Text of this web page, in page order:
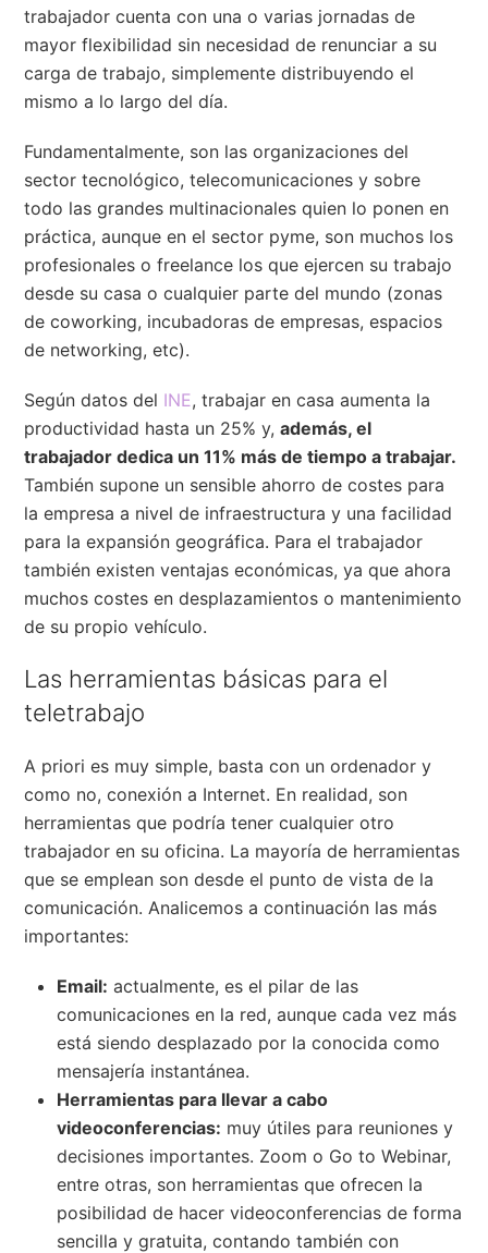
trabajador cuenta con una o varias jornadas de
mayor flexibilidad sin necesidad de renunciar a su
carga de trabajo, simplemente distribuyendo el
mismo a lo largo del día.
Fundamentalmente, son las organizaciones del
sector tecnológico, telecomunicaciones y sobre
todo las grandes multinacionales quien lo ponen en
práctica, aunque en el sector pyme, son muchos los
profesionales o freelance los que ejercen su trabajo
desde su casa o cualquier parte del mundo (zonas
de coworking, incubadoras de empresas, espacios
de networking, etc).
Según datos del INE, trabajar en casa aumenta la
productividad hasta un 25% y,además, el
trabajador dedica un 11% más de tiempo a trabajar.
También supone un sensible ahorro de costes para
la empresa a nivel de infraestructura y una facilidad
para la expansión geográfica. Para el trabajador
también existen ventajas económicas, ya que ahora
muchos costes en desplazamientos o mantenimiento
de su propio vehículo.
Las herramientas básicas para el
teletrabajo
A priori es muy simple, basta con un ordenador y
como no, conexión a Internet. En realidad, son
herramientas que podría tener cualquier otro
trabajador en su oficina. La mayoría de herramientas
que se emplean son desde el punto de vista de la
comunicación. Analicemos a continuación las más
importantes:
Email: actualmente, es el pilar de las
comunicaciones en la red, aunque cada vez más
está siendo desplazado por la conocida como
mensajería instantánea.
Herramientas para llevar a cabo
videoconferencias: muy útiles para reuniones y
decisiones importantes. Zoom o Go to Webinar,
entre otras, son herramientas que ofrecen la
posibilidad de hacer videoconferencias de forma
sencilla y gratuita, contando también con